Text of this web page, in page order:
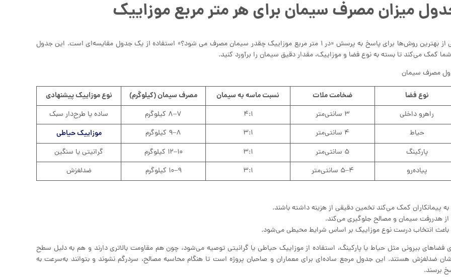
میزان مصرف سیمان برای هر متر مربع موزاییک
یکی از بهترین روش‌ها برای پاسخ به پرسش «در ۱ متر مربع موزاییک چقدر سیمان مصرف می شود؟» استفاده از یک جدول مقایسه‌ای است. این جدول
کمک می‌کند تا بسته به نوع فضا و موزاییک، مقدار دقیق سیمان را برآورد کنید.
مصرف سیمان
نوع فضا ضخامت ملات نسبت ماسه به سیمان مصرف سیمان (کیلوگرم) نوع موزاییک پیشنهادی
راهرو داخلی ۳ سانتی‌متر ۴:۱ ۷–۸ کیلوگرم
ساده یا طرح‌دار سبک
حیاط
۴ سانتی‌متر ۳:۱ ۸–۹ کیلوگرم موزاییک حیاطی
پارکینگ ۵ سانتی‌متر ۳:۱ ۱۰–۱۲ کیلوگرم
گرانیتی یا سنگین
پیاده‌رو
۴–۵ سانتی‌متر ۳:۱ ۹–۱۰ کیلوگرم ضدلغزش
به پیمانکاران کمک می‌کند تخمین دقیقی از هزینه داشته باشند.
از هدررفت سیمان و مصالح جلوگیری می‌کند.
باعث انتخاب درست نوع موزاییک بر اساس شرایط محیطی می‌شود.
فضاهای بیرونی مثل حیاط یا پارکینگ، استفاده از موزاییک حیاطی یا گرانیتی توصیه می‌شود، چون هم مقاومت بالاتری دارند و هم به دلیل سطح
ضدلغزش هستند. این جدول مرجع ساده‌ای برای معماران و صاحبان پروژه است تا هنگام محاسبه مصالح، سردرگم نشوند و بتوانند به‌سرعت به
برسند.